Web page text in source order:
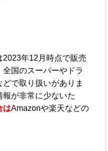
年12月時点で販売
国のスーパーやドラ
で取り扱いがありま
が非常に少ないた
はAmazonや楽天などの